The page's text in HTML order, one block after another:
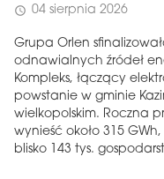
schedule 04 sierpnia 2026
Grupa Orlen
odnawialnych źródeł
Kompleks, łączący
powstanie w gminie
wielkopolskim. Roczna
wynieść około 315
blisko 143 tys.